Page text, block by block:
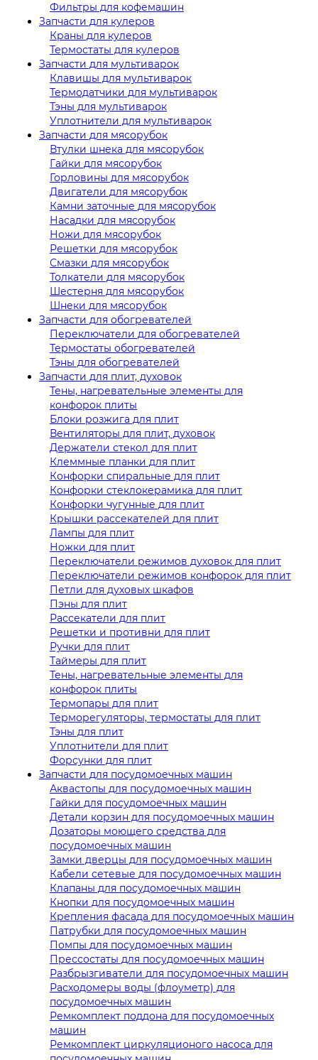
Фильтры для кофемашин
Запчасти для кулеров
Краны для кулеров
Термостаты для кулеров
Запчасти для мультиварок
Клавишы для мультиварок
Термодатчики для мультиварок
Тэны для мультиварок
Уплотнители для мультиварок
Запчасти для мясорубок
Втулки шнека для мясорубок
Гайки для мясорубок
Горловины для мясорубок
Двигатели для мясорубок
Камни заточные для мясорубок
Насадки для мясорубок
Ножи для мясорубок
Решетки для мясорубок
Смазки для мясорубок
Толкатели для мясорубок
Шестерня для мясорубок
Шнеки для мясорубок
Запчасти для обогревателей
Переключатели для обогревателей
Термостаты обогревателей
Тэны для обогревателей
Запчасти для плит, духовок
Тены, нагревательные элементы для
конфорок плиты
Блоки розжига для плит
Вентиляторы для плит, духовок
Держатели стекол для плит
Клеммные планки для плит
Конфорки спиральные для плит
Конфорки стеклокерамика для плит
Конфорки чугунные для плит
Крышки рассекателей для плит
Лампы для плит
Ножки для плит
Переключатели режимов духовок для плит
Переключатели режимов конфорок для плит
Петли для духовых шкафов
Пэны для плит
Рассекатели для плит
Решетки и противни для плит
Ручки для плит
Таймеры для плит
Тены, нагревательные элементы для
конфорок плиты
Термопары для плит
Терморегуляторы, термостаты для плит
Тэны для плит
Уплотнители для плит
Форсунки для плит
Запчасти для посудомоечных машин
Аквастопы для посудомоечных машин
Гайки для посудомоечных машин
Детали корзин для посудомоечных машин
Дозаторы моющего средства для
посудомоечных машин
Замки дверцы для посудомоечных машин
Кабели сетевые для посудомоечных машин
Клапаны для посудомоечных машин
Кнопки для посудомоечных машин
Крепления фасада для посудомоечных машин
Патрубки для посудомоечных машин
Помпы для посудомоечных машин
Прессостаты для посудомоечных машин
Разбрызгиватели для посудомоечных машин
Расходомеры воды (флоуметр) для
посудомоечных машин
Ремкомплект поддона для посудомоечных
машин
Ремкомплект циркуляционого насоса для